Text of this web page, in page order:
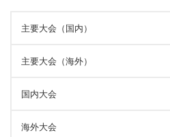
主要大会（国内）
主要大会（海外）
国内大会
海外大会